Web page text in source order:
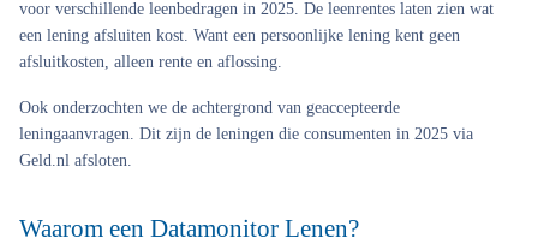
voor verschillende leenbedragen in 2025. De leenrentes laten zien wat
een lening afsluiten kost. Want een persoonlijke lening kent geen
afsluitkosten, alleen rente en aflossing.
Ook onderzochten we de achtergrond van geaccepteerde
leningaanvragen. Dit zijn de leningen die consumenten in 2025 via
Geld.nl afsloten.
Waarom een Datamonitor Lenen?